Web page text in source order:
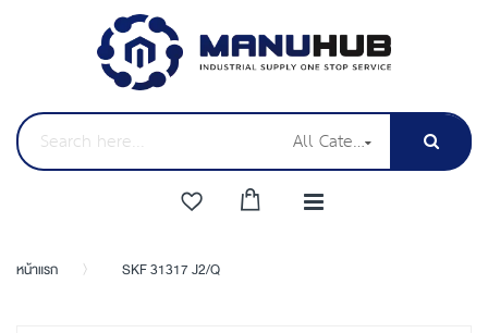
All Categories
หน้าแรก SKF 31317 J2/Q